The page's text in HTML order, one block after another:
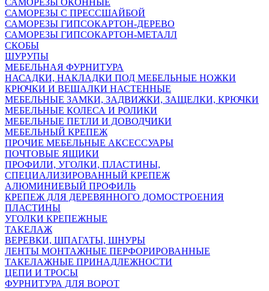
САМОРЕЗЫ ОКОННЫЕ
САМОРЕЗЫ С ПРЕССШАЙБОЙ
САМОРЕЗЫ ГИПСОКАРТОН-ДЕРЕВО
САМОРЕЗЫ ГИПСОКАРТОН-МЕТАЛЛ
СКОБЫ
ШУРУПЫ
МЕБЕЛЬНАЯ ФУРНИТУРА
НАСАДКИ, НАКЛАДКИ ПОД МЕБЕЛЬНЫЕ НОЖКИ
КРЮЧКИ И ВЕШАЛКИ НАСТЕННЫЕ
МЕБЕЛЬНЫЕ ЗАМКИ, ЗАДВИЖКИ, ЗАЩЕЛКИ, КРЮЧКИ
МЕБЕЛЬНЫЕ КОЛЕСА И РОЛИКИ
МЕБЕЛЬНЫЕ ПЕТЛИ И ДОВОДЧИКИ
МЕБЕЛЬНЫЙ КРЕПЕЖ
ПРОЧИЕ МЕБЕЛЬНЫЕ АКСЕССУАРЫ
ПОЧТОВЫЕ ЯЩИКИ
ПРОФИЛИ, УГОЛКИ, ПЛАСТИНЫ,
СПЕЦИАЛИЗИРОВАННЫЙ КРЕПЕЖ
АЛЮМИНИЕВЫЙ ПРОФИЛЬ
КРЕПЕЖ ДЛЯ ДЕРЕВЯННОГО ДОМОСТРОЕНИЯ
ПЛАСТИНЫ
УГОЛКИ КРЕПЕЖНЫЕ
ТАКЕЛАЖ
ВЕРЕВКИ, ШПАГАТЫ, ШНУРЫ
ЛЕНТЫ МОНТАЖНЫЕ ПЕРФОРИРОВАННЫЕ
ТАКЕЛАЖНЫЕ ПРИНАДЛЕЖНОСТИ
ЦЕПИ И ТРОСЫ
ФУРНИТУРА ДЛЯ ВОРОТ